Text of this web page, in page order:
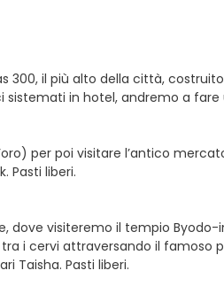
il più alto della città,
in hotel, andremo a
per poi visitare l’antico
Pasti liberi.
visiteremo il tempio Byodo-
i cervi attraversando il
Taisha. Pasti liberi.